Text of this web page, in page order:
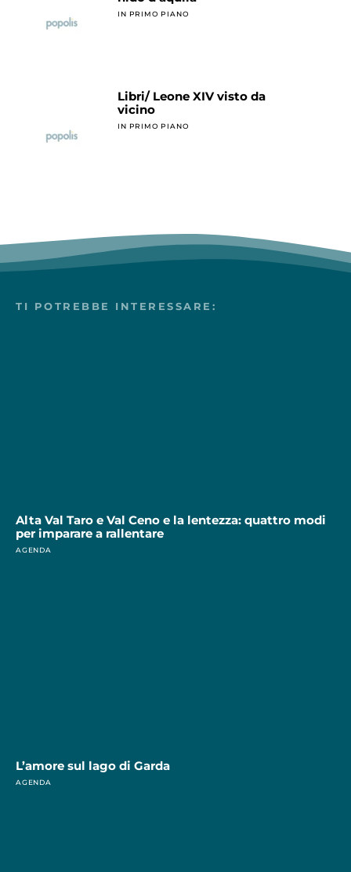
IN PRIMO PIANO
Libri/ Leone XIV visto da
vicino
IN PRIMO PIANO
TI POTREBBE INTERESSARE:
Alta Val Taro e Val Ceno e la lentezza: quattro modi
per imparare a rallentare
AGENDA
L’amore sul lago di Garda
AGENDA